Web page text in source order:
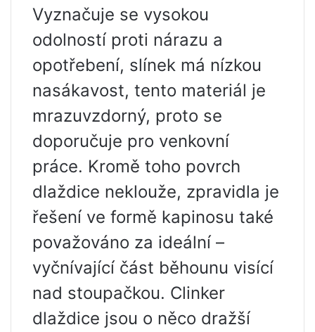
Vyznačuje se vysokou
odolností proti nárazu a
opotřebení, slínek má nízkou
nasákavost, tento materiál je
mrazuvzdorný, proto se
doporučuje pro venkovní
práce. Kromě toho povrch
dlaždice neklouže, zpravidla je
řešení ve formě kapinosu také
považováno za ideální –
vyčnívající část běhounu visící
nad stoupačkou. Clinker
dlaždice jsou o něco dražší